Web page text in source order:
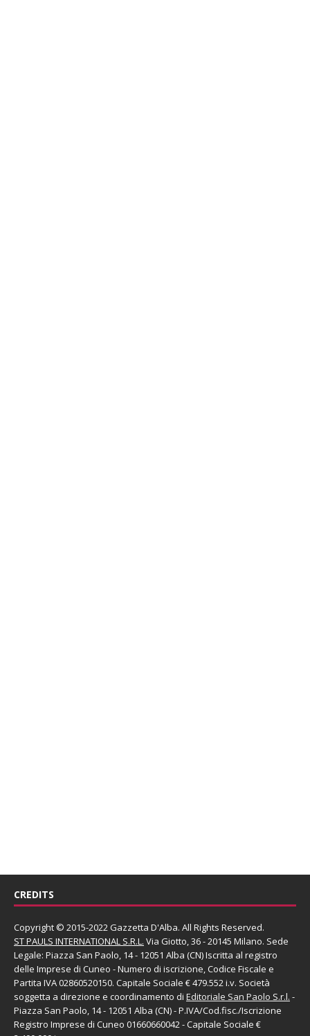
CREDITS
Copyright © 2015-2022 Gazzetta D'Alba. All Rights Reserved.
ST PAULS INTERNATIONAL S.R.L. Via Giotto, 36 - 20145 Milano. Sede
Legale: Piazza San Paolo, 14 - 12051 Alba (CN) Iscritta al registro
delle Imprese di Cuneo - Numero di iscrizione, Codice Fiscale e
Partita IVA 02860520150. Capitale Sociale € 479.552 i.v. Società
soggetta a direzione e coordinamento di Editoriale San Paolo S.r.l. -
Piazza San Paolo, 14 - 12051 Alba (CN) - P.IVA/Cod.fisc./Iscrizione
Registro Imprese di Cuneo 01660660042 - Capitale Sociale €